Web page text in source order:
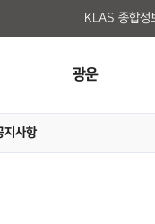
KLAS 종합정
광운
지사항